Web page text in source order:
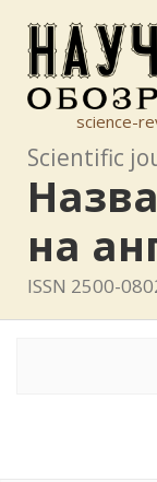
science-
Scientific
на
ISSN 2500-